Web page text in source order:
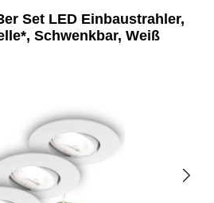
Set LED Einbaustrahler,
Schwenkbar, Weiß